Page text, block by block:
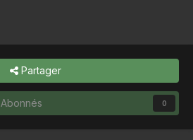
Partager
Abonnés 0